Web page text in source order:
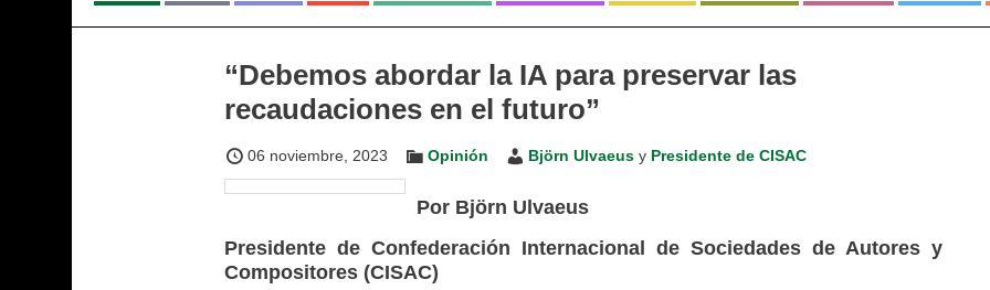
“Debemos abordar la IA para preservar las
recaudaciones en el futuro”
06 noviembre, 2023 Opinión Björn Ulvaeus y Presidente de CISAC
Por Björn Ulvaeus
Presidente de Confederación Internacional de Sociedades de Autores y
Compositores (CISAC)